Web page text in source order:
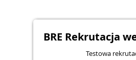
BRE Rekrutacja
Testowa